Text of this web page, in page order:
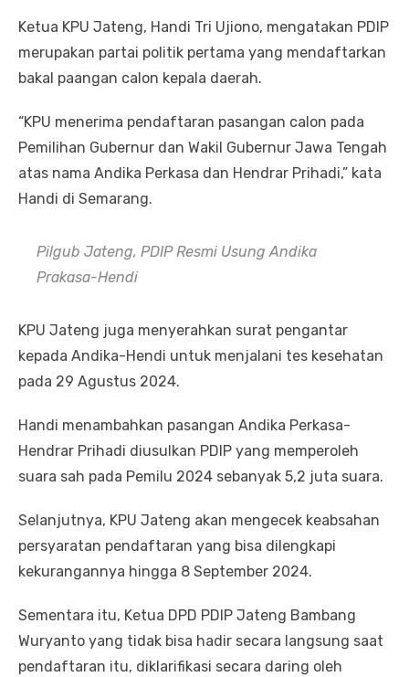
Ketua KPU Jateng, Handi Tri Ujiono, mengatakan PDIP
merupakan partai politik pertama yang mendaftarkan
bakal paangan calon kepala daerah.
“KPU menerima pendaftaran pasangan calon pada
Pemilihan Gubernur dan Wakil Gubernur Jawa Tengah
atas nama Andika Perkasa dan Hendrar Prihadi,” kata
Handi di Semarang.
Pilgub Jateng, PDIP Resmi Usung Andika
Prakasa-Hendi
KPU Jateng juga menyerahkan surat pengantar
kepada Andika-Hendi untuk menjalani tes kesehatan
pada 29 Agustus 2024.
Handi menambahkan pasangan Andika Perkasa-
Hendrar Prihadi diusulkan PDIP yang memperoleh
suara sah pada Pemilu 2024 sebanyak 5,2 juta suara.
Selanjutnya, KPU Jateng akan mengecek keabsahan
persyaratan pendaftaran yang bisa dilengkapi
kekurangannya hingga 8 September 2024.
Sementara itu, Ketua DPD PDIP Jateng Bambang
Wuryanto yang tidak bisa hadir secara langsung saat
pendaftaran itu, diklarifikasi secara daring oleh